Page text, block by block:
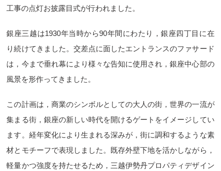
工事の点灯お披露目式が行われました。
銀座三越は1930年当時から90年間にわたり，銀座四丁目に在
り続けてきました。交差点に面したエントランスのファサード
は，今まで垂れ幕により様々な告知に使用され，銀座中心部の
風景を形作ってきました。
この計画は，商業のシンボルとしての大人の街，世界の一流が
集まる街，銀座の新しい時代を開けるゲートをイメージしてい
ます。経年変化により生まれる深みが，街に調和するような素
材とモチーフで表現しました。既存外壁下地を活かしながら，
軽量かつ強度を持たせるため，三越伊勢丹プロパティデザイン